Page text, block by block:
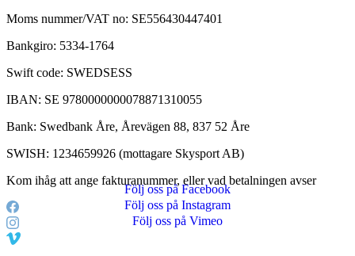
Moms nummer/VAT no: SE556430447401
Bankgiro: 5334-1764
Swift code: SWEDSESS
IBAN: SE 9780000000078871310055
Bank: Swedbank Åre, Årevägen 88, 837 52 Åre
SWISH: 1234659926 (mottagare Skysport AB)
Kom ihåg att ange fakturanummer, eller vad betalningen avser
Följ oss på Facebook
Följ oss på Instagram
Följ oss på Vimeo